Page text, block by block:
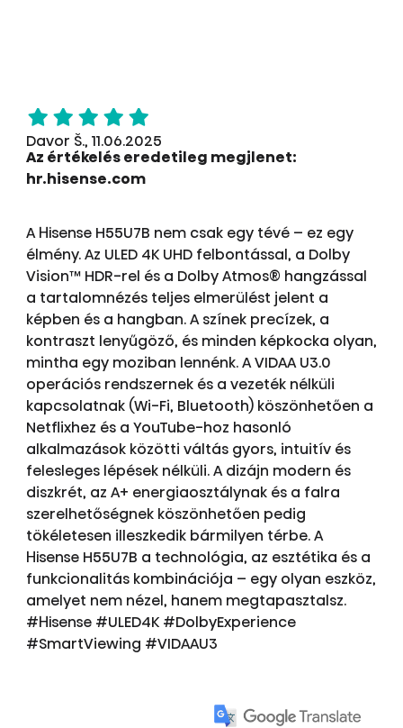
Davor Š., 11.06.2025
Az értékelés eredetileg megjlenet:
hr.hisense.com
A Hisense H55U7B nem csak egy tévé – ez egy
élmény. Az ULED 4K UHD felbontással, a Dolby
Vision™ HDR-rel és a Dolby Atmos® hangzással
a tartalomnézés teljes elmerülést jelent a
képben és a hangban. A színek precízek, a
kontraszt lenyűgöző, és minden képkocka olyan,
mintha egy moziban lennénk. A VIDAA U3.0
operációs rendszernek és a vezeték nélküli
kapcsolatnak (Wi-Fi, Bluetooth) köszönhetően a
Netflixhez és a YouTube-hoz hasonló
alkalmazások közötti váltás gyors, intuitív és
felesleges lépések nélküli. A dizájn modern és
diszkrét, az A+ energiaosztálynak és a falra
szerelhetőségnek köszönhetően pedig
tökéletesen illeszkedik bármilyen térbe. A
Hisense H55U7B a technológia, az esztétika és a
funkcionalitás kombinációja – egy olyan eszköz,
amelyet nem nézel, hanem megtapasztalsz.
#Hisense #ULED4K #DolbyExperience
#SmartViewing #VIDAAU3